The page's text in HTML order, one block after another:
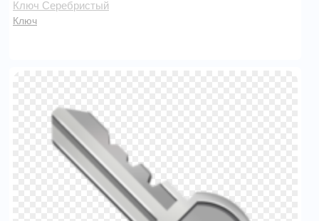
Ключ Серебристый
Ключ